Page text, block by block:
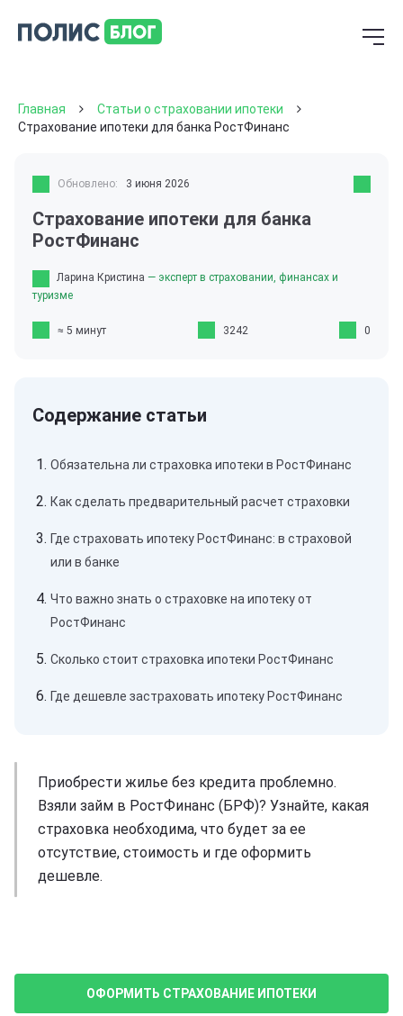
Главная
Статьи о страховании ипотеки
Страхование ипотеки для банка РостФинанс
Обновлено: 3 июня 2026
Страхование ипотеки для банка
РостФинанс
Ларина Кристина — эксперт в страховании, финансах и
туризме
≈ 5 минут 3242 0
Обязательна ли страховка ипотеки в РостФинанс
Как сделать предварительный расчет страховки
Где страховать ипотеку РостФинанс: в страховой
или в банке
Что важно знать о страховке на ипотеку от
РостФинанс
Сколько стоит страховка ипотеки РостФинанс
Где дешевле застраховать ипотеку РостФинанс
Приобрести жилье без кредита проблемно.
Взяли займ в РостФинанс (БРФ)? Узнайте, какая
страховка необходима, что будет за ее
отсутствие, стоимость и где оформить
дешевле.
ОФОРМИТЬ СТРАХОВАНИЕ ИПОТЕКИ